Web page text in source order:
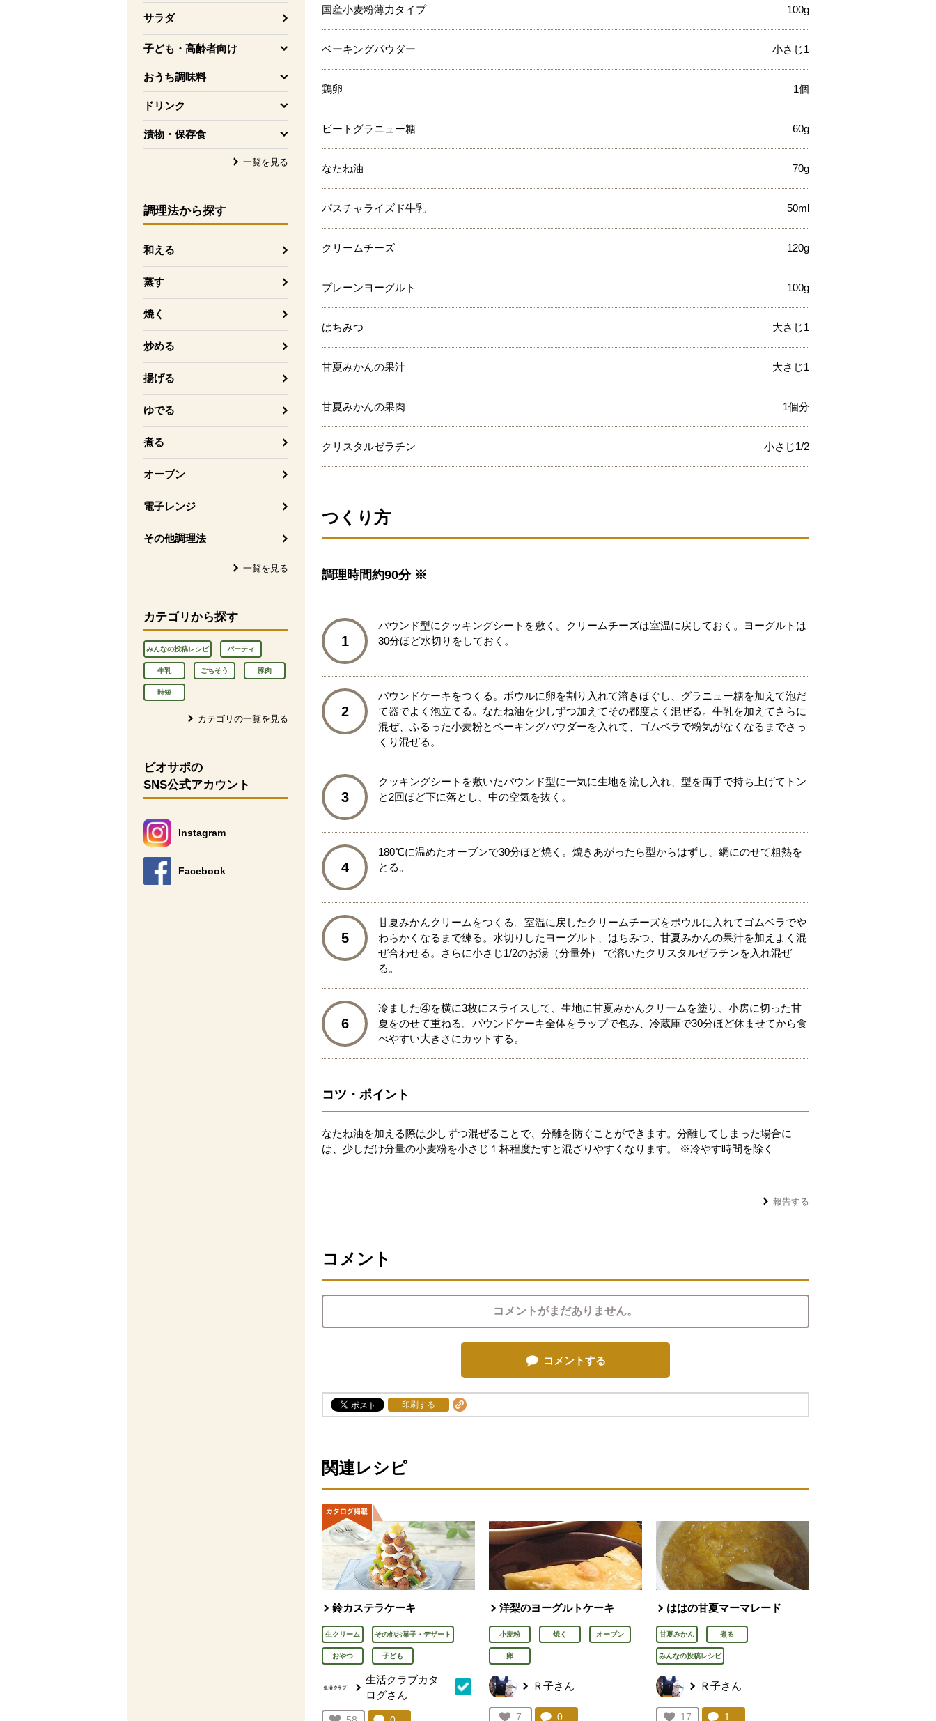
サラダ
子ども・高齢者向け
を開く
おうち調味料
を開く
ドリンク
を開く
漬物・保存食
を開く
一覧を見る
調理法から探す
和える
蒸す
焼く
炒める
揚げる
ゆでる
煮る
オーブン
電子レンジ
その他調理法
一覧を見る
カテゴリから探す
みんなの投稿レシピ パーティ
牛乳 ごちそう 豚肉
時短
カテゴリの一覧を見る
ビオサポの
SNS公式アカウント
Instagram
別のウィンドウで開きます。
Facebook
別のウィンドウで開きます。
国産小麦粉薄力タイプ 100g
ベーキングパウダー 小さじ1
鶏卵 1個
ビートグラニュー糖 60g
なたね油 70g
パスチャライズド牛乳 50ml
クリームチーズ 120g
プレーンヨーグルト 100g
はちみつ 大さじ1
甘夏みかんの果汁 大さじ1
甘夏みかんの果肉 1個分
クリスタルゼラチン 小さじ1/2
つくり方
調理時間約90分 ※
1
パウンド型にクッキングシートを敷く。クリームチーズは室温に戻しておく。ヨーグルトは
30分ほど水切りをしておく。
2
パウンドケーキをつくる。ボウルに卵を割り入れて溶きほぐし、グラニュー糖を加えて泡だ
て器でよく泡立てる。なたね油を少しずつ加えてその都度よく混ぜる。牛乳を加えてさらに
混ぜ、ふるった小麦粉とベーキングパウダーを入れて、ゴムベラで粉気がなくなるまでさっ
くり混ぜる。
3
クッキングシートを敷いたパウンド型に一気に生地を流し入れ、型を両手で持ち上げてトン
と2回ほど下に落とし、中の空気を抜く。
4
180℃に温めたオーブンで30分ほど焼く。焼きあがったら型からはずし、網にのせて粗熱を
とる。
5
甘夏みかんクリームをつくる。室温に戻したクリームチーズをボウルに入れてゴムベラでや
わらかくなるまで練る。水切りしたヨーグルト、はちみつ、甘夏みかんの果汁を加えよく混
ぜ合わせる。さらに小さじ1/2のお湯（分量外） で溶いたクリスタルゼラチンを入れ混ぜ
る。
6
冷ました④を横に3枚にスライスして、生地に甘夏みかんクリームを塗り、小房に切った甘
夏をのせて重ねる。パウンドケーキ全体をラップで包み、冷蔵庫で30分ほど休ませてから食
べやすい大きさにカットする。
コツ・ポイント
なたね油を加える際は少しずつ混ぜることで、分離を防ぐことができます。分離してしまった場合に
は、少しだけ分量の小麦粉を小さじ１杯程度たすと混ざりやすくなります。 ※冷やす時間を除く
報告する
コメント
コメントがまだありません。
コメントする
印刷する
関連レシピ
鈴カステラケーキ
生クリーム その他お菓子・デザート
おやつ 子ども
生活クラブカタ
ログさん
洋梨のヨーグルトケーキ
小麦粉 焼く オーブン
卵
Ｒ子さん
お気に入り登録：
7
コメント：
0件。コメントを見る。
ははの甘夏マーマレード
甘夏みかん 煮る
みんなの投稿レシピ
Ｒ子さん
お気に入り登録：
17
コメント：
1